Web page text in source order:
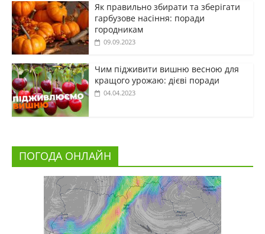
Як правильно збирати та зберігати
гарбузове насіння: поради
городникам
09.09.2023
Чим підживити вишню весною для
кращого урожаю: дієві поради
04.04.2023
ПОГОДА ОНЛАЙН